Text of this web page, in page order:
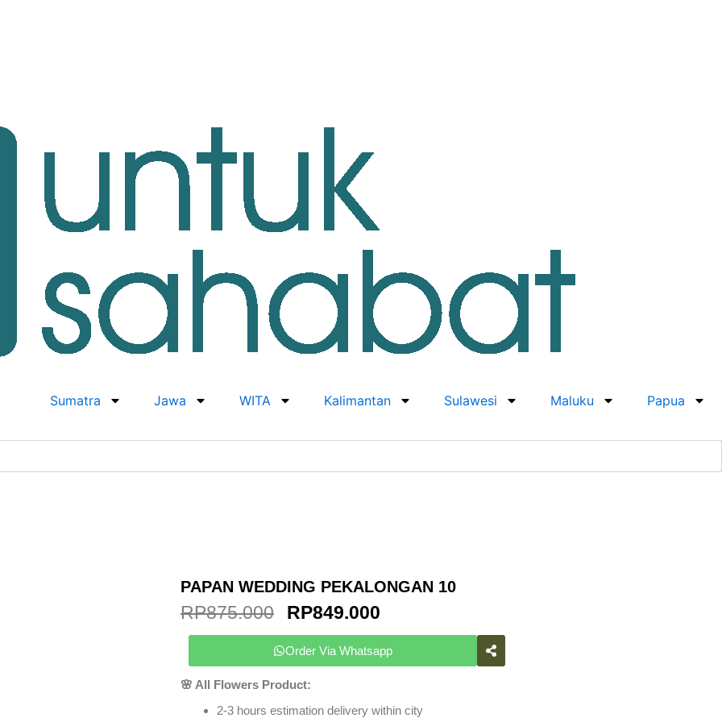
Sumatra Jawa WITA Kalimantan Sulawesi Maluku Papua
PAPAN WEDDING PEKALONGAN 10
RP875.000
ORIGINAL
PRICE
WAS:
RP875.000.
RP849.000
PRICE
IS:
RP849.000.
Order Via Whatsapp
🌸 All Flowers Product:
2-3 hours estimation delivery within city